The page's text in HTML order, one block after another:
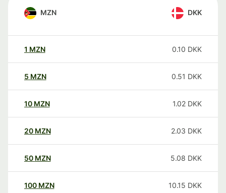
MZN DKK
1 MZN 0.10 DKK
5 MZN 0.51 DKK
10 MZN 1.02 DKK
20 MZN 2.03 DKK
50 MZN 5.08 DKK
100 MZN 10.15 DKK